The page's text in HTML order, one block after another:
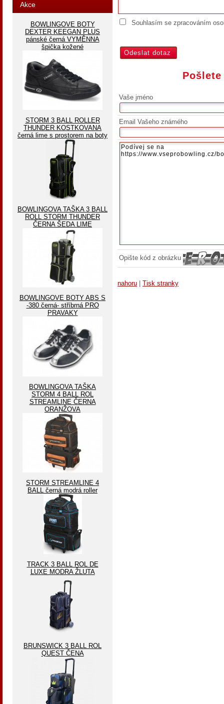
Souhlasím se zpracováním
Vaše jméno
Email Vašeho známého
Opište kód z obrázku
nahoru Tisk stranky
Akce
BOWLINGOVE BOTY
DEXTER KEEGAN PLUS
pánské černá VYMĚNNA
špička kožené
STORM 3 BALL ROLLER
THUNDER KOSTKOVANA
černá lime s prostorem na boty
BOWLINGOVA TAŠKA 3 BALL
ROLL STORM THUNDER
ČERNA ŠEDA LIME
BOWLINGOVE BOTY ABS S
-380 černá- stříbrná PRO
PRAVAKY
BOWLINGOVA TAŠKA
STORM 4 BALL ROL
STREAMLINE ČERNA
ORANŽOVA
STORM STREAMLINE 4
BALL černá modrá roller
TRACK 3 BALL ROL DE
LUXE MODRA ŽLUTA
BRUNSWICK 3 BALL ROL
QUEST ČENA